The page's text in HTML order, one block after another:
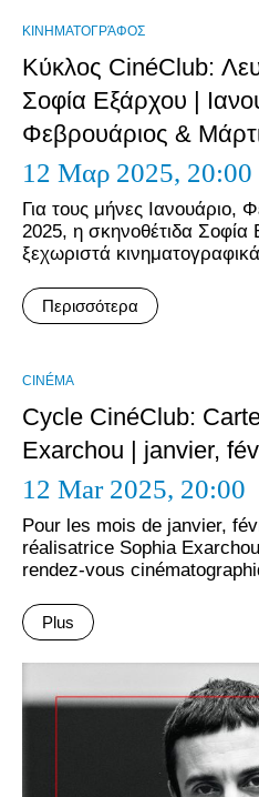
ΚΙΝΗΜΑΤΟΓΡΆΦΟΣ
Κύκλος CinéClub:
Σοφία Εξάρχου |
Φεβρουάριος &
12 Μαρ 2025, 20:00
Για τους μήνες Ιανουάριο,
2025, η σκηνοθέτιδα Σοφία
ξεχωριστά
Περισσότερα
CINÉMA
Cycle CinéClub:
Exarchou | janvier,
12 Mar 2025, 20:00
Pour les mois de janvier,
réalisatrice Sophia
rendez-vous
Plus